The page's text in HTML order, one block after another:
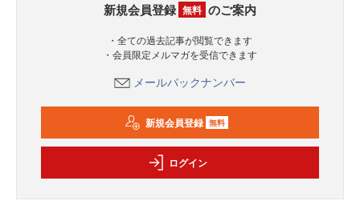
新規会員登録 無料 のご案内
・全ての過去記事が閲覧できます
・会員限定メルマガを受信できます
メールバックナンバー
新規会員登録 無料
ログイン